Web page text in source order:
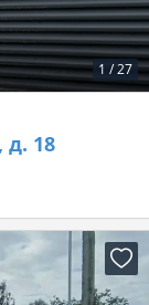
1 /27
д. 18